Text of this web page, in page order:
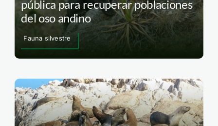
pública para recuperar poblaciones
del oso andino
Fauna silvestre